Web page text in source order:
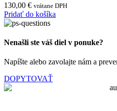
130,00 € vrátane DPH
Pridať do košíka
Nenašli ste váš diel v ponuke?
Napíšte alebo zavolajte nám a
DOPYTOVAŤ